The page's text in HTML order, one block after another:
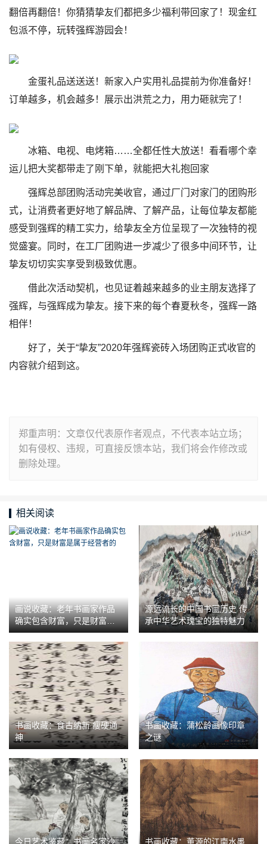
翻倍再翻倍！你猜猜挚友们都把多少福利带回家了！现金红
包派不停，玩转强辉游园会！
金蛋礼品送送送！新家入户实用礼品提前为你准备好！
订单越多，机会越多！展示出洪荒之力，用力砸就完了！
冰箱、电视、电烤箱……全都任性大放送！看看哪个幸
运儿把大奖都带走了刚下单，就能把大礼抱回家
强辉总部团购活动完美收官，通过厂门对家门的团购形
式，让消费者更好地了解品牌、了解产品，让每位挚友都能
感受到强辉的精工实力，给挚友全方位呈现了一次独特的视
觉盛宴。同时，在工厂团购进一步减少了很多中间环节，让
挚友切切实实享受到极致优惠。
借此次活动契机，也见证着越来越多的业主朋友选择了
强辉，与强辉成为挚友。接下来的每个春夏秋冬，强辉一路
相伴！
好了，关于“挚友”2020年强辉瓷砖入场团购正式收官的
内容就介绍到这。
郑重声明：文章仅代表原作者观点，不代表本站立场；
如有侵权、违规，可直接反馈本站，我们将会作修改或
删除处理。
相关阅读
画说收藏：老年书画家作品
确实包含财富，只是财富是
属于经营者的
源远流长的中国书画历史 传
承中华艺术瑰宝的独特魅力
书画收藏：食古纳新 瘦硬通
神
书画收藏：蒲松龄画像印章
之谜
今日艺术鉴藏：书画名家沙 书画收藏：董源的江南水墨